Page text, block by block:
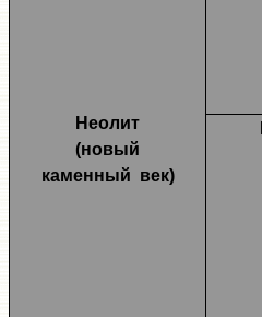
Неолит
(новый
каменный век)